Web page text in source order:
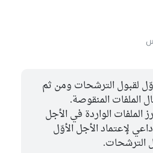
لقبول الترشحات ومن ثم
الملفات المنقوصة.
الملفات الواردة في الأجل
لإعتماد الأجل الأوّل
الترشحات.